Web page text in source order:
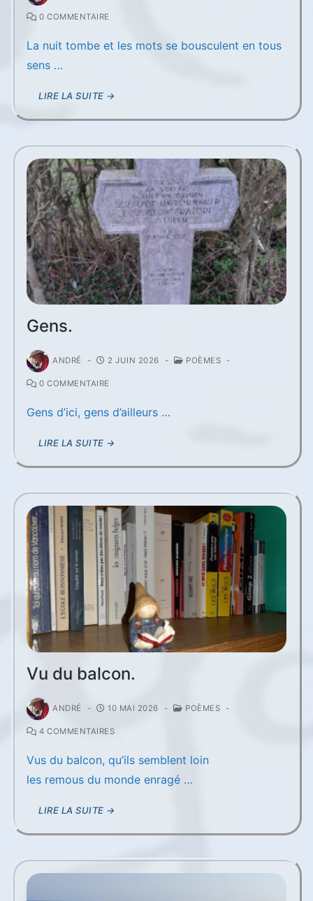
0 COMMENTAIRE
La nuit tombe et les mots se bousculent en tous
sens …
LIRE LA SUITE →
Gens.
ANDRÉ - 2 JUIN 2026 - POÈMES -
0 COMMENTAIRE
Gens d’ici, gens d’ailleurs …
LIRE LA SUITE →
Vu du balcon.
ANDRÉ - 10 MAI 2026 - POÈMES -
4 COMMENTAIRES
Vus du balcon, qu’ils semblent loin
les remous du monde enragé …
LIRE LA SUITE →